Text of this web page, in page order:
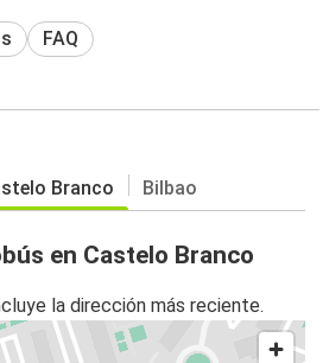
FAQ
Branco Bilbao
en Castelo Branco
la dirección más reciente.